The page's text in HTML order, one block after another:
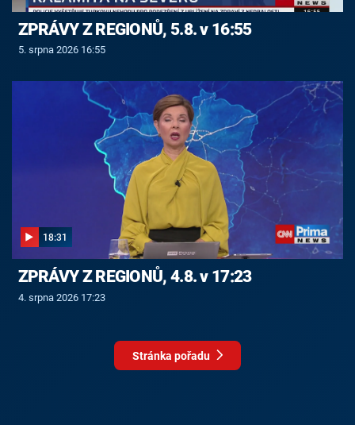
ZPRÁVY Z REGIONŮ, 5.8. v 16:55
5. srpna 2026 16:55
18:31
ZPRÁVY Z REGIONŮ, 4.8. v 17:23
4. srpna 2026 17:23
Stránka pořadu